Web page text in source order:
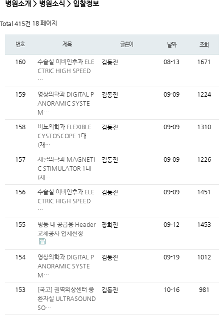
병원소개 > 병원소식 > 입찰정보
Total 415건 18 페이지
번호 제목 글쓴이 날짜 조회
160
수술실 이비인후과 ELE
CTRIC HIGH SPEED
…
김동진 08-13 1671
159
영상의학과 DIGITAL P
ANORAMIC SYSTE
M…
김동진 09-09 1224
158
비뇨의학과 FLEXIBLE
CYSTOSCOPE 1대
(재…
김동진 09-09 1310
157
재활의학과 MAGNETI
C STIMULATOR 1대
(재…
김동진 09-09 1226
156
수술실 이비인후과 ELE
CTRIC HIGH SPEED
…
김동진 09-09 1451
155
병동 내 공급용 Header
교체공사 업체선정
장회진 09-12 1453
154
영상의학과 DIGITAL P
ANORAMIC SYSTE
M…
김동진 09-19 1012
153
[국고] 권역외상센터 중
환자실 ULTRASOUND
SO…
김동진 10-16 981